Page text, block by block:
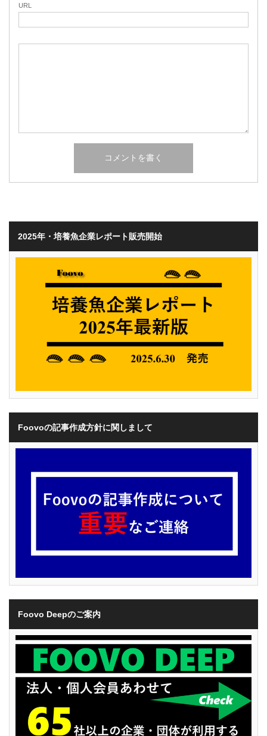
URL
2025年・培養魚企業レポート販売開始
Foovoの記事作成方針に関しまして
Foovo Deepのご案内